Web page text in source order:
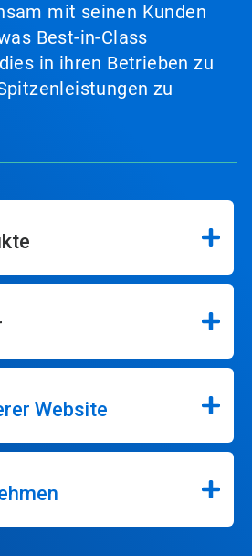
mit seinen Kunden
Best-in-Class
in ihren Betrieben zu
zu
Website